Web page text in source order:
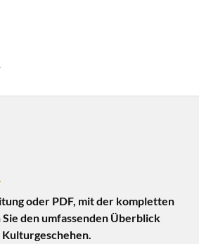
oder PDF, mit der kompletten
den umfassenden Überblick